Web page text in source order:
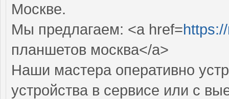
Москве.
Мы предлагаем: <a href=
планшетов москва</a>
Наши мастера оперативно
устройства в сервисе или с